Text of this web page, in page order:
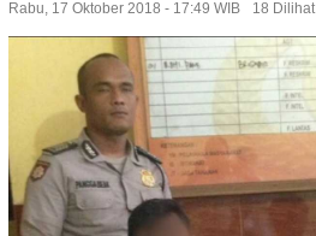
Rabu, 17 Oktober 2018 - 17:49 WIB 18 Dilihat